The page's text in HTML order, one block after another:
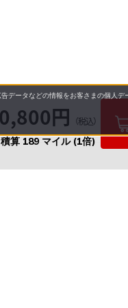
円 （税込）
積算 189 マイル (1倍)
ータなどの情報をお客さまの個人